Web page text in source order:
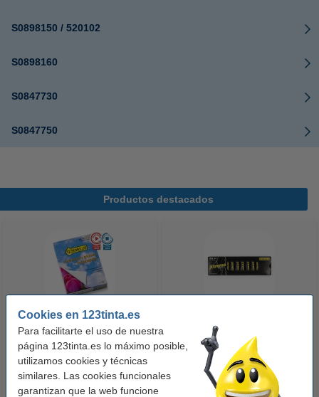
Cookies en 123tinta.es
Para facilitarte el uso de nuestra
página 123tinta.es lo máximo posible,
utilizamos cookies y técnicas
similares. Las cookies funcionales
garantizan que la web funcione
S0898150 / 520102
S0898160
S0847730
S0847750
Productos destacados
123tinta Papel fotográfico
Premium Glossy brillo alto | 10 x
15 cm | 260g | 100 hojas
123tinta Pilas Alcalinas Xtreme
Power AA - LR06 - MN1500 - 24
unidades
14,50 € Incl. 21% IVA